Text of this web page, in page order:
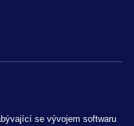
se vývojem softwaru